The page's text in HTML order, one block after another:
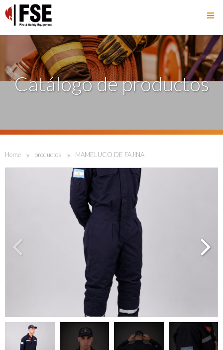
Catálogo de productos
Home » productos » MAMELUCO DE FAJINA